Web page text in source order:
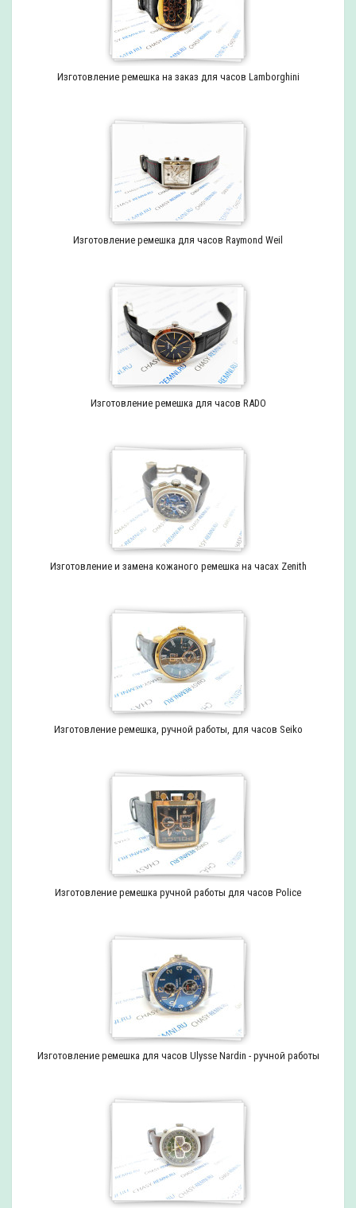
Изготовление ремешка на заказ для часов Lamborghini
Изготовление ремешка для часов Raymond Weil
Изготовление ремешка для часов RADO
Изготовление и замена кожаного ремешка на часах Zenith
Изготовление ремешка, ручной работы, для часов Seiko
Изготовление ремешка ручной работы для часов Police
Изготовление ремешка для часов Ulysse Nardin - ручной работы